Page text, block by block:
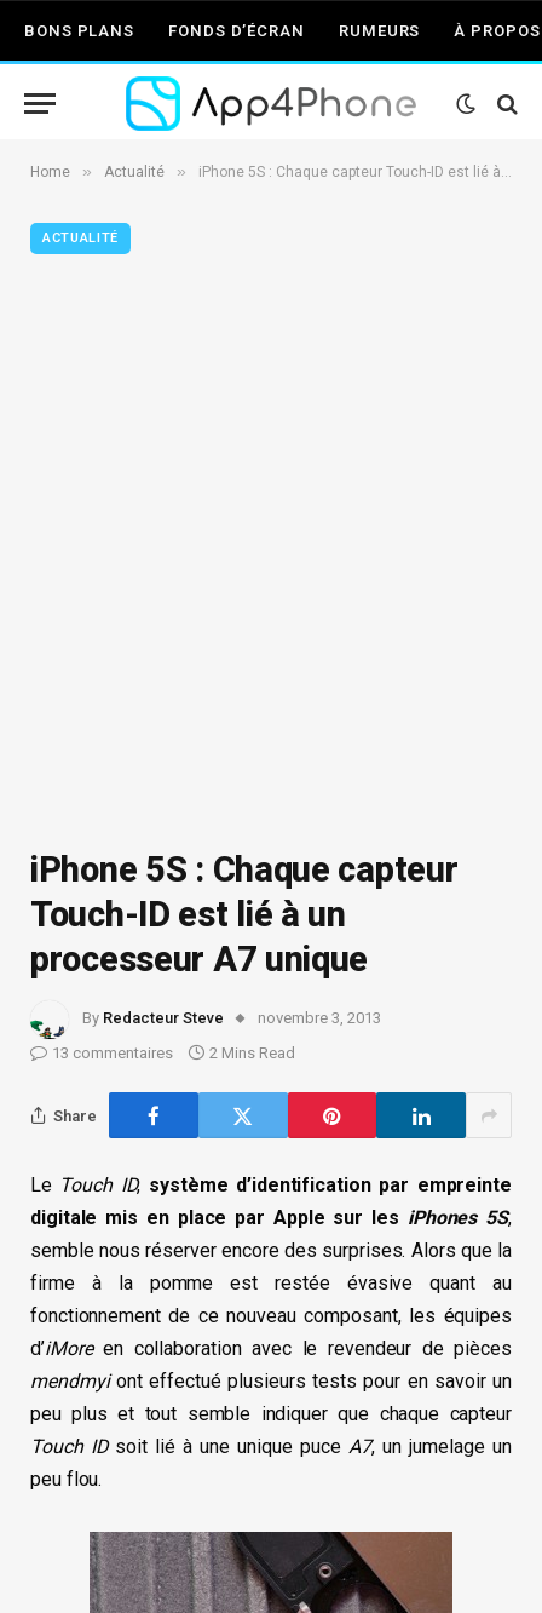
BONS PLANS FONDS D’ÉCRAN RUMEURS À PROPOS
Home » Actualité » iPhone 5S : Chaque capteur Touch-ID est lié à un processeur A7 unique
ACTUALITÉ
iPhone 5S : Chaque capteur
Touch-ID est lié à un
processeur A7 unique
By Redacteur Steve
novembre 3, 2013
13 commentaires
2 Mins Read
Share
Le Touch ID, système d’identification par empreinte
digitale mis en place par Apple sur les iPhones 5S,
semble nous réserver encore des surprises. Alors que la
firme à la pomme est restée évasive quant au
fonctionnement de ce nouveau composant, les équipes
d’iMoreen collaboration avec le revendeur de pièces
mendmyiont effectué plusieurs tests pour en savoir un
peu plus et tout semble indiquer que chaque capteur
Touch IDsoit lié à une unique puceA7, un jumelage un
peu flou.